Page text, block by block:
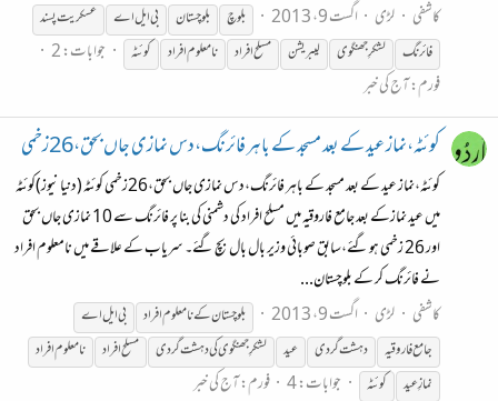
کاشفی
لڑی اگست 9، 2013 بلوچ بلوچستان بی ایل اے
عسکریت پسند
فائرنگ
لشکرِ جھنگوی لیبریشن مسلح افراد نامعلوم افراد کوئٹہ
جوابات: 2
فورم:آج کی خبر
کوئٹہ،نماز عید کے بعد مسجد کے باہر فائرنگ،دس نمازی جاں بحق،26زخمی
کوئٹہ،نماز عید کے بعد مسجد کے باہر فائرنگ،دس نمازی جاں بحق،26زخمی کوئٹہ (دنیا نیوز)کوئٹہ
میں عید نمازکے بعد جامع فاروقیہ میں مسلح افراد کی دشمنی کی بنا پر فائرنگ سے 10 نمازی جاں بحق
اور 26 زخمی ہو گئے،سابق صوبائی وزیر بال بال بچ گئے۔ سریاب کے علاقے میں نامعلوم افراد
نے فائرنگ کر کے بلوچستان...
کاشفی
لڑی اگست 9، 2013 بلوچستان کے نامعلوم افراد
بی ایل اے
جامع فاروقیہ
دہشت گردی عید لشکرِ جھنگوی کی دہشت گردی مسلح افراد
نامعلوم افراد
نمازِ عید
کوئٹہ جوابات: 4 فورم:آج کی خبر